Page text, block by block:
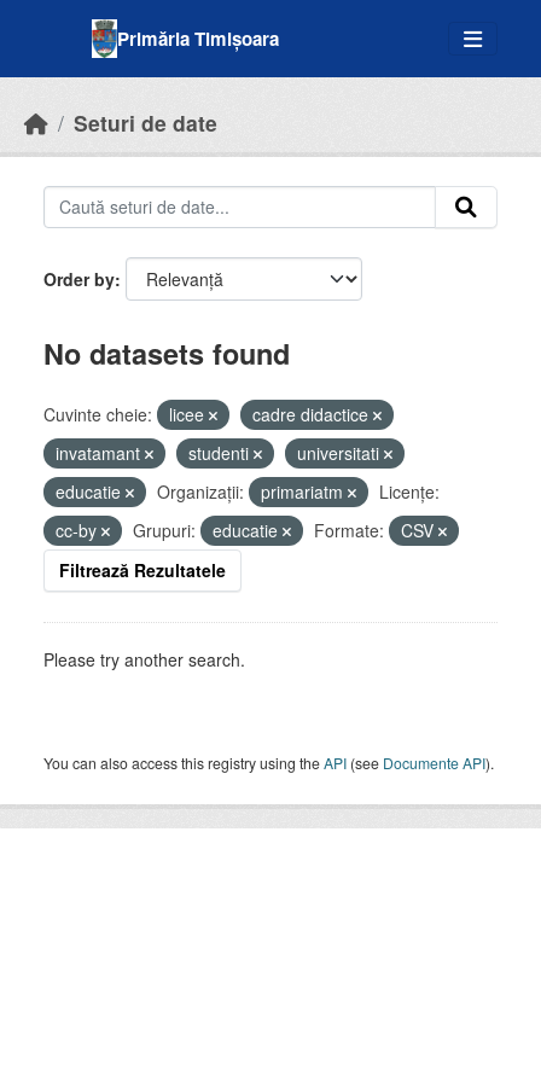
Primăria Timișoara
Seturi de date
Order by
No datasets found
Cuvinte cheie: licee
cadre didactice
invatamant
studenti
universitati
educatie
Organizații: primariatm
Licenţe:
cc-by
Grupuri: educatie Formate:
CSV
Filtrează Rezultatele
Please try another search.
You can also access this registry using theAPI (see Documente API).